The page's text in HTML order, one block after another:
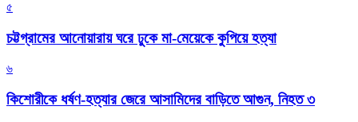
৫
চট্টগ্রামের আনোয়ারায় ঘরে ঢুকে মা-মেয়েকে কুপিয়ে হত্যা
৬
কিশোরীকে ধর্ষণ-হত্যার জেরে আসামিদের বাড়িতে আগুন, নিহত ৩